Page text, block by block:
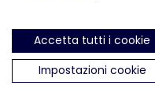
Accetta tutti i cookie
Impostazioni cookie